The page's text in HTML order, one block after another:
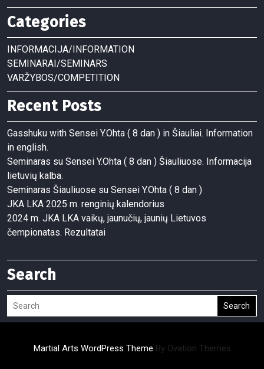
Categories
INFORMACIJA/INFORMATION
SEMINARAI/SEMINARS
VARŽYBOS/COMPETITION
Recent Posts
Gasshuku with Sensei Y.Ohta ( 8 dan ) in Šiauliai. Information
in english.
Seminaras su Sensei Y.Ohta ( 8 dan ) Šiauliuose. Informacija
lietuvių kalba.
Seminaras Šiauliuose su Sensei Y.Ohta ( 8 dan )
JKA LKA 2025 m. renginių kalendorius
2024 m. JKA LKA vaikų, jaunučių, jaunių Lietuvos
čempionatas. Rezultatai
Search
Search
Martial Arts WordPress Theme By Ovation Themes